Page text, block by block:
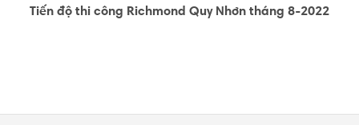
Tiến độ thi công Richmond Quy Nhơn tháng 8-2022